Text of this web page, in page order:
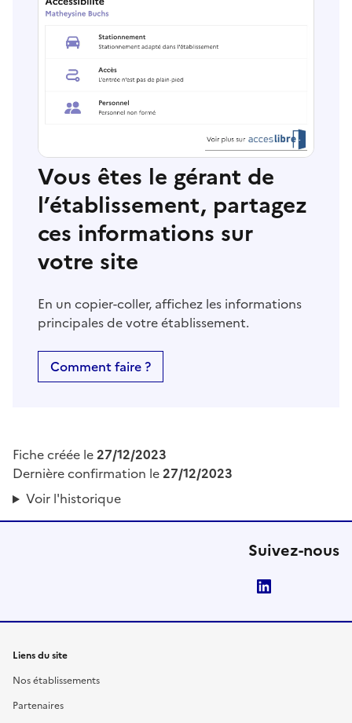
Vous êtes le gérant de
l’établissement, partagez
ces informations sur
votre site
En un copier-coller, affichez les informations
principales de votre établissement.
Comment faire ?
Fiche créée le27/12/2023
Dernière confirmation le27/12/2023
Voir l'historique
Suivez-nous
Liens du site
Nos établissements
Partenaires